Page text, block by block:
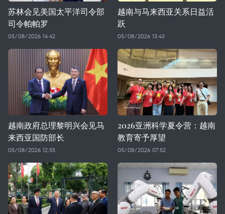
苏林会见美国太平洋司令部
司令帕帕罗
05/08/2026 14:42
越南与马来西亚关系日益活
跃
05/08/2026 13:43
越南政府总理黎明兴会见马
来西亚国防部长
05/08/2026 12:55
2026亚洲科学夏令营：越南
教育寄予厚望
05/08/2026 07:52